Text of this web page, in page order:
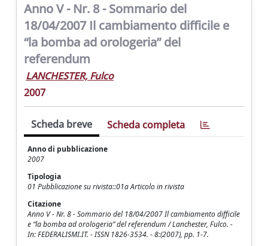
Anno V - Nr. 8 - Sommario del
18/04/2007 Il cambiamento difficile e
“la bomba ad orologeria” del
referendum
LANCHESTER, Fulco
2007
Scheda breve Scheda completa
Anno di pubblicazione
2007
Tipologia
01 Pubblicazione su rivista::01a Articolo in rivista
Citazione
Anno V - Nr. 8 - Sommario del 18/04/2007 Il cambiamento difficile
e “la bomba ad orologeria” del referendum / Lanchester, Fulco. -
In: FEDERALISMI.IT. - ISSN 1826-3534. - 8:(2007), pp. 1-7.